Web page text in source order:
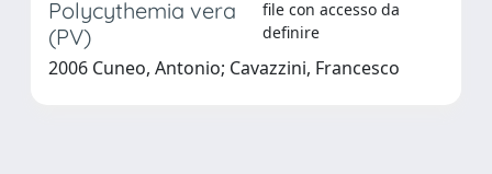
Polycythemia vera
(PV)
file con accesso da
definire
2006 Cuneo, Antonio; Cavazzini, Francesco